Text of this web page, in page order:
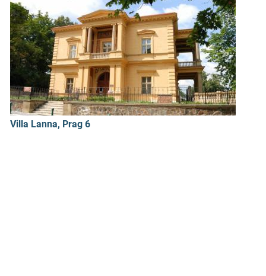
Villa Lanna, Prag 6
Brauereihotel Malý pivovar, Klášter Hrad...